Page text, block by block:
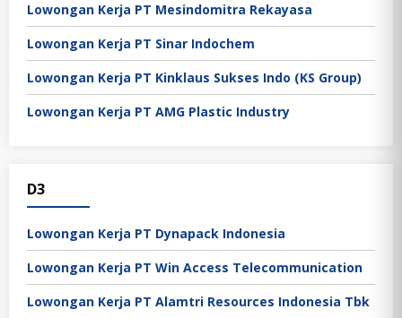
Lowongan Kerja PT Mesindomitra Rekayasa
Lowongan Kerja PT Sinar Indochem
Lowongan Kerja PT Kinklaus Sukses Indo (KS Group)
Lowongan Kerja PT AMG Plastic Industry
D3
Lowongan Kerja PT Dynapack Indonesia
Lowongan Kerja PT Win Access Telecommunication
Lowongan Kerja PT Alamtri Resources Indonesia Tbk